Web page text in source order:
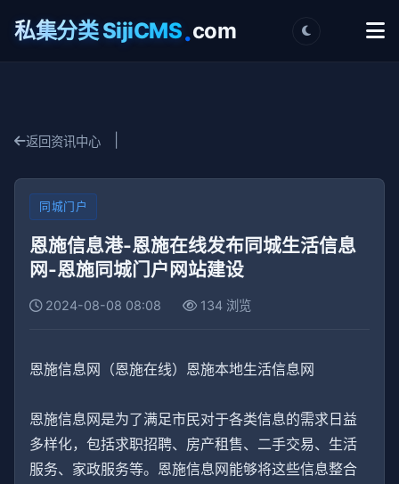
私集分类 SijiCMS.com
返回资讯中心
同城门户
恩施信息港-恩施在线发布同城生活信息
网-恩施同城门户网站建设
2024-08-08 08:08 134 浏览
恩施信息网（恩施在线）恩施本地生活信息网
恩施信息网是为了满足市民对于各类信息的需求日益
多样化，包括求职招聘、房产租售、二手交易、生活
服务、家政服务等。恩施信息网能够将这些信息整合